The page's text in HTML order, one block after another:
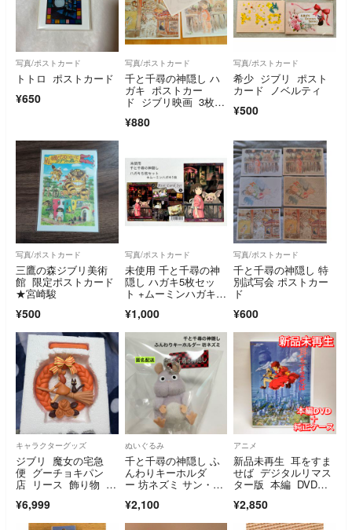
写真/ポストカード
トトロ ポストカード
¥650
写真/ポストカード
千と千尋の神隠し ハ
ガキ ポストカー
ド ジブリ映画 3枚セ
¥880
写真/ポストカード
希少 ジブリ ポスト
カード ノベルティ
¥500
写真/ポストカード
三鷹の森ジブリ美術
館 限定ポストカード
★宮崎駿
¥500
写真/ポストカード
未使用 千と千尋の神
隠し ハガキ5枚セッ
ト +ムーミンハガキ1
¥1,000
写真/ポストカード
千と千尋の神隠し 特
別試写会 ポストカー
ド
¥600
キャラクターグッズ
ジブリ 魔女の宅急
便 グーチョキパン
店 リース 飾り物 置
ズ
¥6,999
ぬいぐるみ
千と千尋の神隠し ふ
んわりキーホルダ
ー 坊ネズミ サン・ア
¥2,100
アニメ
新品未再生 耳をすま
せば デジタルリマス
ター版 本編 DVD匿
送です国内正規販売店
より購入した国内正規
¥2,850